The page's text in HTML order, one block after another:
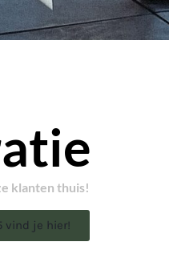
klanten thuis!
vind je hier!